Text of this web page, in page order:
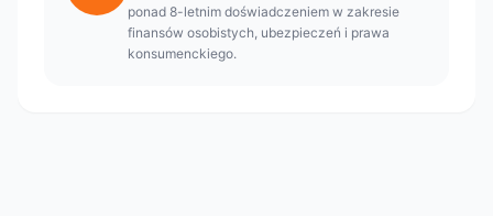
ponad 8-letnim doświadczeniem w zakresie
finansów osobistych, ubezpieczeń i prawa
konsumenckiego.